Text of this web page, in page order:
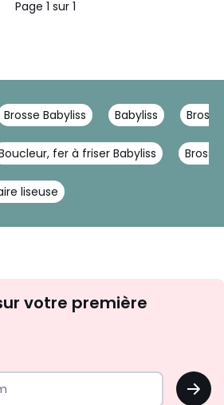
Page 1 sur 1
Brosse Babyliss Babyliss
fer à friser Babyliss
liseuse
d'inspirations
surprises?
votre première
OK